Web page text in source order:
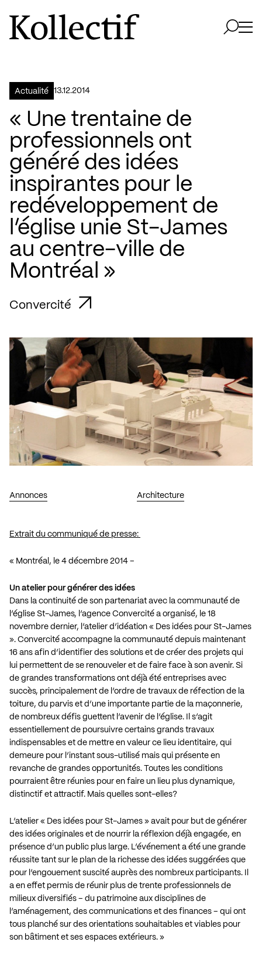
Aller à la page d'accueil
Logo Kollectif
Actualité 13.12.2014
« Une trentaine de
professionnels ont
généré des idées
inspirantes pour le
redéveloppement de
l’église unie St-James
au centre-ville de
Montréal »
Convercité
Annonces Architecture
Extrait du communiqué de presse:
« Montréal, le 4 décembre 2014 –
Un atelier pour générer des idées
Dans la continuité de son partenariat avec la communauté de
l’église St-James, l’agence Convercité a organisé, le 18
novembre dernier, l’atelier d’idéation « Des idées pour St-James
». Convercité accompagne la communauté depuis maintenant
16 ans afin d’identifier des solutions et de créer des projets qui
lui permettent de se renouveler et de faire face à son avenir. Si
de grandes transformations ont déjà été entreprises avec
succès, principalement de l’ordre de travaux de réfection de la
toiture, du parvis et d’une importante partie de la maçonnerie,
de nombreux défis guettent l’avenir de l’église. Il s’agit
essentiellement de poursuivre certains grands travaux
indispensables et de mettre en valeur ce lieu identitaire, qui
demeure pour l’instant sous-utilisé mais qui présente en
revanche de grandes opportunités. Toutes les conditions
pourraient être réunies pour en faire un lieu plus dynamique,
distinctif et attractif. Mais quelles sont-elles?
L’atelier « Des idées pour St-James » avait pour but de générer
des idées originales et de nourrir la réflexion déjà engagée, en
présence d’un public plus large. L’événement a été une grande
réussite tant sur le plan de la richesse des idées suggérées que
pour l’engouement suscité auprès des nombreux participants. Il
a en effet permis de réunir plus de trente professionnels de
milieux diversifiés – du patrimoine aux disciplines de
l’aménagement, des communications et des finances – qui ont
tous planché sur des orientations souhaitables et viables pour
son bâtiment et ses espaces extérieurs. »